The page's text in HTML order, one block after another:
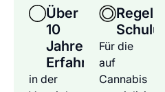
Über
10
Jahre
Erfahrung
in der
Für die
auf
Cannabis